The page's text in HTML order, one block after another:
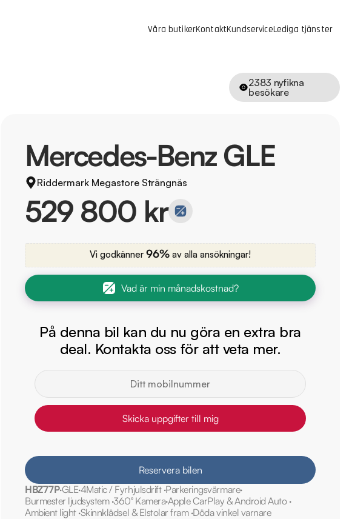
Våra butikerKontaktKundserviceLediga tjänster
2383 nyfikna
besökare
Mercedes-Benz GLE
Riddermark Megastore Strängnäs
529 800 kr
Vi godkänner 96% av alla ansökningar!
Vad är min månadskostnad?
På denna bil kan du nu göra en extra bra
deal. Kontakta oss för att veta mer.
Skicka uppgifter till mig
Reservera bilen
HBZ77PGLE4Matic / Fyrhjulsdrift Parkeringsvärmare
Burmester ljudsystem 360° KameraApple CarPlay & Android Auto
Ambient light Skinnklädsel & Elstolar fram Döda vinkel varnare